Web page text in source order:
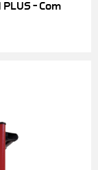
– Com